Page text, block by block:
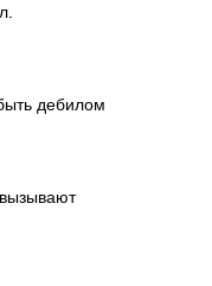
дебилом